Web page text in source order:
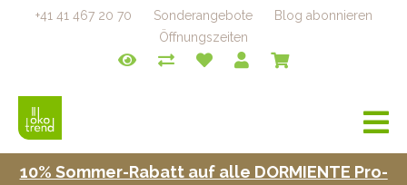
+41 41 467 20 70 Sonderangebote
Blog abonnieren
Öffnungszeiten
a
v
10% Som­mer-Rabatt auf alle DORMIENTE Pro­